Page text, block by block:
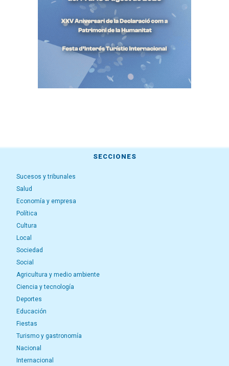
SECCIONES
Sucesos y tribunales
Salud
Economía y empresa
Política
Cultura
Local
Sociedad
Social
Agricultura y medio ambiente
Ciencia y tecnología
Deportes
Educación
Fiestas
Turismo y gastronomía
Nacional
Internacional